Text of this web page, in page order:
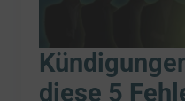
diese 5